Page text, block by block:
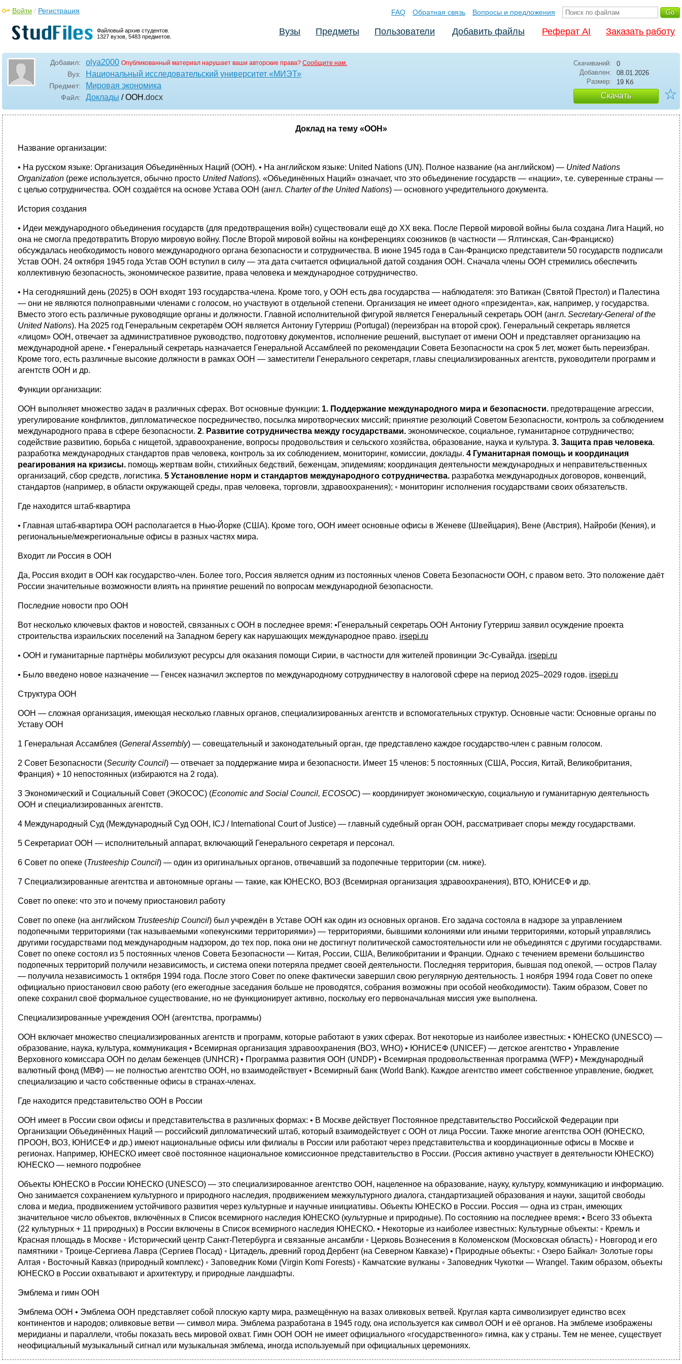
Файловый архив студентов.
1327 вузов, 5483 предметов.
Войти / Регистрация FAQ Обратная связь Вопросы и предложения
Вузы Предметы Пользователи Добавить файлы Реферат AI Заказать работу
Добавил: olya2000 Опубликованный материал нарушает ваши авторские права? Сообщите нам.
Вуз: Национальный исследовательский университет «МИЭТ»
Предмет: Мировая экономика
Файл: Доклады / ООН .docx
Скачиваний:
0
Добавлен:
08.01.2026
Размер:
19 Кб
Скачать ☆
Доклад на тему «ООН»
Название организации:
• На русском языке: Организация Объединённых Наций (ООН). • На английском языке: United Nations (UN). Полное название (на английском) — United Nations
Organization (реже используется, обычно просто United Nations). «Объединённых Наций» означает, что это объединение государств — «нации», т.е. суверенные страны —
с целью сотрудничества. ООН создаётся на основе Устава ООН (англ. Charter of the United Nations) — основного учредительного документа.
История создания
• Идеи международного объединения государств (для предотвращения войн) существовали ещё до XX века. После Первой мировой войны была создана Лига Наций, но
она не смогла предотвратить Вторую мировую войну. После Второй мировой войны на конференциях союзников (в частности — Ялтинская, Сан‑Франциско)
обсуждалась необходимость нового международного органа безопасности и сотрудничества. В июне 1945 года в Сан-Франциско представители 50 государств подписали
Устав ООН. 24 октября 1945 года Устав ООН вступил в силу — эта дата считается официальной датой создания ООН. Сначала члены ООН стремились обеспечить
коллективную безопасность, экономическое развитие, права человека и международное сотрудничество.
• На сегодняшний день (2025) в ООН входят 193 государства-члена. Кроме того, у ООН есть два государства — наблюдателя: это Ватикан (Святой Престол) и Палестина
— они не являются полноправными членами с голосом, но участвуют в отдельной степени. Организация не имеет одного «президента», как, например, у государства.
Вместо этого есть различные руководящие органы и должности. Главной исполнительной фигурой является Генеральный секретарь ООН (англ. Secretary‑General of the
United Nations). На 2025 год Генеральным секретарём ООН является Антониу Гутерриш (Portugal) (переизбран на второй срок). Генеральный секретарь является
«лицом» ООН, отвечает за административное руководство, подготовку документов, исполнение решений, выступает от имени ООН и представляет организацию на
международной арене. • Генеральный секретарь назначается Генеральной Ассамблеей по рекомендации Совета Безопасности на срок 5 лет, может быть переизбран.
Кроме того, есть различные высокие должности в рамках ООН — заместители Генерального секретаря, главы специализированных агентств, руководители программ и
агентств ООН и др.
Функции организации:
ООН выполняет множество задач в различных сферах. Вот основные функции: 1. Поддержание международного мира и безопасности. предотвращение агрессии,
урегулирование конфликтов, дипломатическое посредничество, посылка миротворческих миссий; принятие резолюций Советом Безопасности, контроль за соблюдением
международного права в сфере безопасности. 2. Развитие сотрудничества между государствами. экономическое, социальное, гуманитарное сотрудничество;
содействие развитию, борьба с нищетой, здравоохранение, вопросы продовольствия и сельского хозяйства, образование, наука и культура. 3. Защита прав человека.
разработка международных стандартов прав человека, контроль за их соблюдением, мониторинг, комиссии, доклады. 4 Гуманитарная помощь и координация
реагирования на кризисы. помощь жертвам войн, стихийных бедствий, беженцам, эпидемиям; координация деятельности международных и неправительственных
организаций, сбор средств, логистика. 5 Установление норм и стандартов международного сотрудничества. разработка международных договоров, конвенций,
стандартов (например, в области окружающей среды, прав человека, торговли, здравоохранения); ◦ мониторинг исполнения государствами своих обязательств.
Где находится штаб-квартира
• Главная штаб-квартира ООН располагается в Нью-Йорке (США). Кроме того, ООН имеет основные офисы в Женеве (Швейцария), Вене (Австрия), Найроби (Кения), и
региональные/межрегиональные офисы в разных частях мира.
Входит ли Россия в ООН
Да, Россия входит в ООН как государство-член. Более того, Россия является одним из постоянных членов Совета Безопасности ООН, с правом вето. Это положение даёт
России значительные возможности влиять на принятие решений по вопросам международной безопасности.
Последние новости про ООН
Вот несколько ключевых фактов и новостей, связанных с ООН в последнее время: •Генеральный секретарь ООН Антониу Гутерриш заявил осуждение проекта
строительства израильских поселений на Западном берегу как нарушающих международное право. irsepi.ru
• ООН и гуманитарные партнёры мобилизуют ресурсы для оказания помощи Сирии, в частности для жителей провинции Эс-Сувайда. irsepi.ru
• Было введено новое назначение — Генсек назначил экспертов по международному сотрудничеству в налоговой сфере на период 2025–2029 годов. irsepi.ru
Структура ООН
ООН — сложная организация, имеющая несколько главных органов, специализированных агентств и вспомогательных структур. Основные части: Основные органы по
Уставу ООН
1 Генеральная Ассамблея (General Assembly) — совещательный и законодательный орган, где представлено каждое государство-член с равным голосом.
2 Совет Безопасности (Security Council) — отвечает за поддержание мира и безопасности. Имеет 15 членов: 5 постоянных (США, Россия, Китай, Великобритания,
Франция) + 10 непостоянных (избираются на 2 года).
3 Экономический и Социальный Совет (ЭКОСОС) (Economic and Social Council, ECOSOC) — координирует экономическую, социальную и гуманитарную деятельность
ООН и специализированных агентств.
4 Международный Суд (Международный Суд ООН, ICJ / International Court of Justice) — главный судебный орган ООН, рассматривает споры между государствами.
5 Секретариат ООН — исполнительный аппарат, включающий Генерального секретаря и персонал.
6 Совет по опеке (Trusteeship Council) — один из оригинальных органов, отвечавший за подопечные территории (см. ниже).
7 Специализированные агентства и автономные органы — такие, как ЮНЕСКО, ВОЗ (Всемирная организация здравоохранения), ВТО, ЮНИСЕФ и др.
Совет по опеке: что это и почему приостановил работу
Совет по опеке (на английском Trusteeship Council) был учреждён в Уставе ООН как один из основных органов. Его задача состояла в надзоре за управлением
подопечными территориями (так называемыми «опекунскими территориями») — территориями, бывшими колониями или иными территориями, который управлялись
другими государствами под международным надзором, до тех пор, пока они не достигнут политической самостоятельности или не объединятся с другими государствами.
Совет по опеке состоял из 5 постоянных членов Совета Безопасности — Китая, России, США, Великобритании и Франции. Однако с течением времени большинство
подопечных территорий получили независимость, и система опеки потеряла предмет своей деятельности. Последняя территория, бывшая под опекой, — остров Палау
— получила независимость 1 октября 1994 года. После этого Совет по опеке фактически завершил свою регулярную деятельность. 1 ноября 1994 года Совет по опеке
официально приостановил свою работу (его ежегодные заседания больше не проводятся, собрания возможны при особой необходимости). Таким образом, Совет по
опеке сохранил своё формальное существование, но не функционирует активно, поскольку его первоначальная миссия уже выполнена.
Специализированные учреждения ООН (агентства, программы)
ООН включает множество специализированных агентств и программ, которые работают в узких сферах. Вот некоторые из наиболее известных: • ЮНЕСКО (UNESCO) —
образование, наука, культура, коммуникация • Всемирная организация здравоохранения (ВОЗ, WHO) • ЮНИСЕФ (UNICEF) — детское агентство • Управление
Верховного комиссара ООН по делам беженцев (UNHCR) • Программа развития ООН (UNDP) • Всемирная продовольственная программа (WFP) • Международный
валютный фонд (МВФ) — не полностью агентство ООН, но взаимодействует • Всемирный банк (World Bank). Каждое агентство имеет собственное управление, бюджет,
специализацию и часто собственные офисы в странах-членах.
Где находится представительство ООН в России
ООН имеет в России свои офисы и представительства в различных формах: • В Москве действует Постоянное представительство Российской Федерации при
Организации Объединённых Наций — российский дипломатический штаб, который взаимодействует с ООН от лица России. Также многие агентства ООН (ЮНЕСКО,
ПРООН, ВОЗ, ЮНИСЕФ и др.) имеют национальные офисы или филиалы в России или работают через представительства и координационные офисы в Москве и
регионах. Например, ЮНЕСКО имеет своё постоянное национальное комиссионное представительство в России. (Россия активно участвует в деятельности ЮНЕСКО)
ЮНЕСКО — немного подробнее
Объекты ЮНЕСКО в России ЮНЕСКО (UNESCO) — это специализированное агентство ООН, нацеленное на образование, науку, культуру, коммуникацию и информацию.
Оно занимается сохранением культурного и природного наследия, продвижением межкультурного диалога, стандартизацией образования и науки, защитой свободы
слова и медиа, продвижением устойчивого развития через культурные и научные инициативы. Объекты ЮНЕСКО в России. Россия — одна из стран, имеющих
значительное число объектов, включённых в Список всемирного наследия ЮНЕСКО (культурные и природные). По состоянию на последнее время: • Всего 33 объекта
(22 культурных + 11 природных) в России включены в Список всемирного наследия ЮНЕСКО. • Некоторые из наиболее известных: Культурные объекты: ◦ Кремль и
Красная площадь в Москве ◦ Исторический центр Санкт‑Петербурга и связанные ансамбли ◦ Церковь Вознесения в Коломенском (Московская область) ◦ Новгород и его
памятники ◦ Троице‑Сергиева Лавра (Сергиев Посад) ◦ Цитадель, древний город Дербент (на Северном Кавказе) • Природные объекты: ◦ Озеро Байкал◦ Золотые горы
Алтая ◦ Восточный Кавказ (природный комплекс) ◦ Заповедник Коми (Virgin Komi Forests) ◦ Камчатские вулканы ◦ Заповедник Чукотки — Wrangel. Таким образом, объекты
ЮНЕСКО в России охватывают и архитектуру, и природные ландшафты.
Эмблема и гимн ООН
Эмблема ООН • Эмблема ООН представляет собой плоскую карту мира, размещённую на вазах оливковых ветвей. Круглая карта символизирует единство всех
континентов и народов; оливковые ветви — символ мира. Эмблема разработана в 1945 году, она используется как символ ООН и её органов. На эмблеме изображены
меридианы и параллели, чтобы показать весь мировой охват. Гимн ООН ООН не имеет официального «государственного» гимна, как у страны. Тем не менее, существует
неофициальный музыкальный сигнал или музыкальная эмблема, иногда используемый при официальных церемониях.